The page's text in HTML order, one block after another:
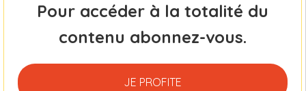
Pour accéder à la totalité du
contenu abonnez-vous.
JE PROFITE